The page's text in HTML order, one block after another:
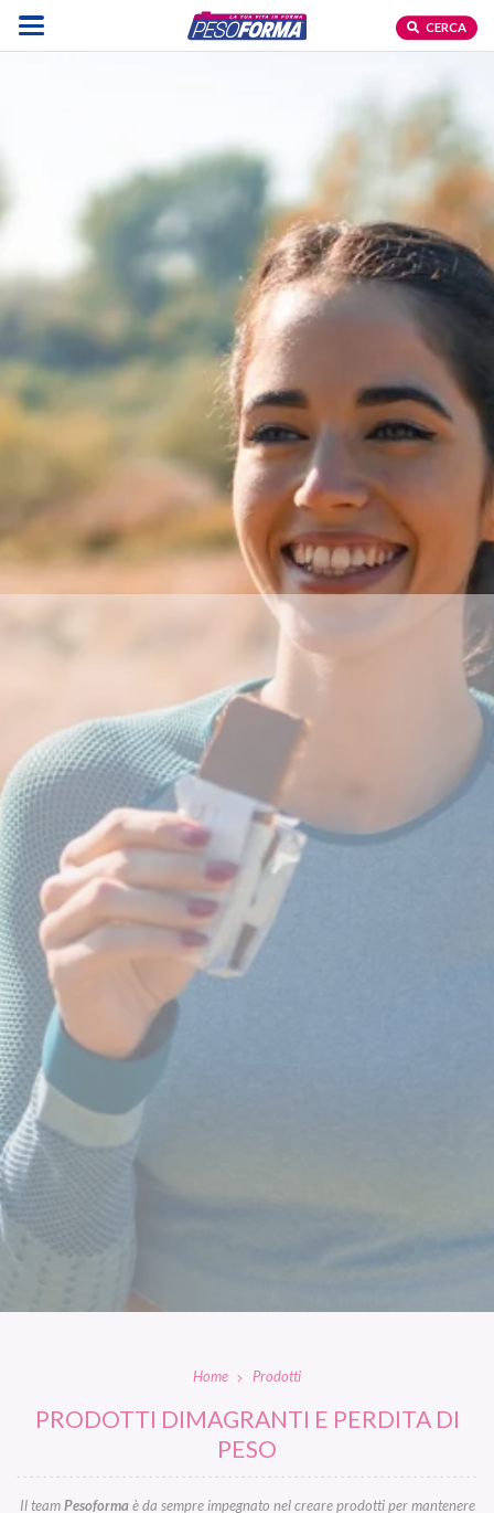
CERCA
Home Prodotti
PRODOTTI DIMAGRANTI E PERDITA DI
PESO
Il teamPesoformaè da sempre impegnato nel creare prodotti per mantenere